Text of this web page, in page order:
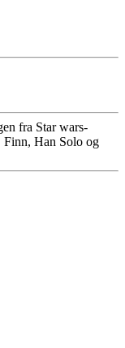
fra Star wars-
Finn, Han Solo og